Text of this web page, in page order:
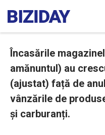
Încasările
amănuntul) au
(ajustat) față de
vânzările de
și carburanți.